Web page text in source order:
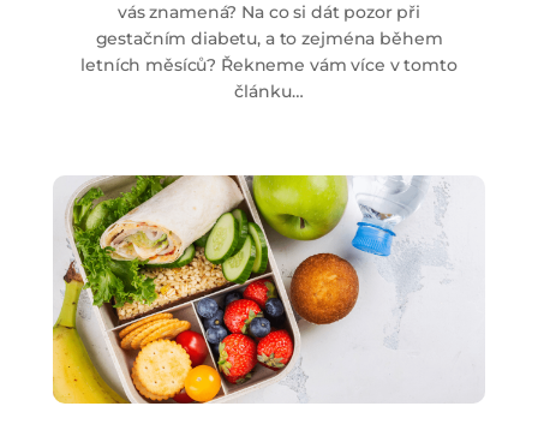
vás znamená? Na co si dát pozor při
gestačním diabetu, a to zejména během
letních měsíců? Řekneme vám více v tomto
článku…